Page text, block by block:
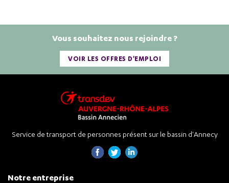
Vous souhaitez nous rejoindre ?
VOIR LES OFFRES D'EMPLOI
Service de transport de personnes présent sur le bassin d'Annecy
Notre entreprise